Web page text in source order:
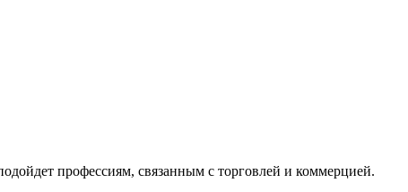
профессиям, связанным с торговлей и коммерцией.